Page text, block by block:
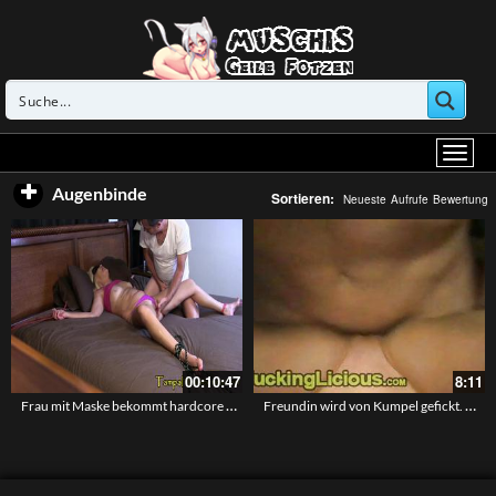
Augenbinde Sortieren: Neueste Aufrufe Bewertung
00:10:47
Frau mit Maske bekommt hardcore Bondage
8:11
Freundin wird von Kumpel gefickt. Freund nimmt es auf